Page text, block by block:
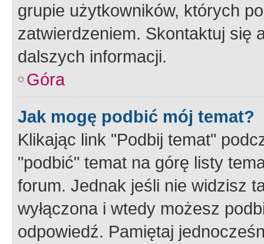
grupie użytkowników, których
zatwierdzeniem. Skontaktuj się
dalszych informacji.
Góra
Jak mogę podbić mój temat?
Klikając link "Podbij temat"
"podbić" temat na górę listy
forum. Jednak jeśli nie widzisz
wyłączona i wtedy możesz
odpowiedź. Pamiętaj